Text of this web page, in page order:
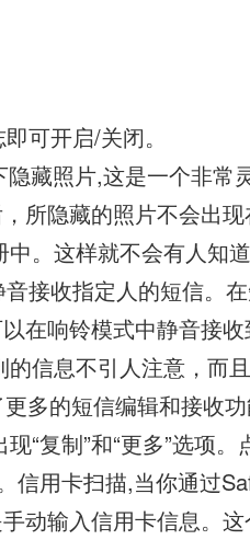
可开启/关闭。
藏照片,这是一个非常
所隐藏的照片不会出
。这样就不会有人知
接收指定人的短信。
在响铃模式中静音接
信息不引人注意，而
多的短信编辑和接收
“复制”和“更多”选项。
信用卡扫描,当你通过
动输入信用卡信息。